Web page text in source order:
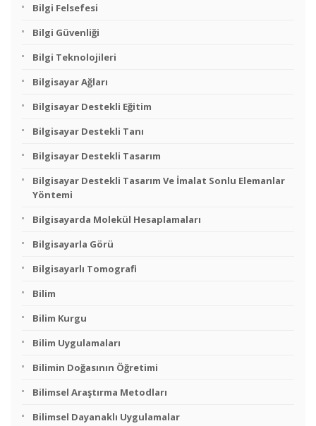
Bilgi Felsefesi
Bilgi Güvenliği
Bilgi Teknolojileri
Bilgisayar Ağları
Bilgisayar Destekli Eğitim
Bilgisayar Destekli Tanı
Bilgisayar Destekli Tasarım
Bilgisayar Destekli Tasarım Ve İmalat Sonlu Elemanlar
Yöntemi
Bilgisayarda Molekül Hesaplamaları
Bilgisayarla Görü
Bilgisayarlı Tomografi
Bilim
Bilim Kurgu
Bilim Uygulamaları
Bilimin Doğasının Öğretimi
Bilimsel Araştırma Metodları
Bilimsel Dayanaklı Uygulamalar